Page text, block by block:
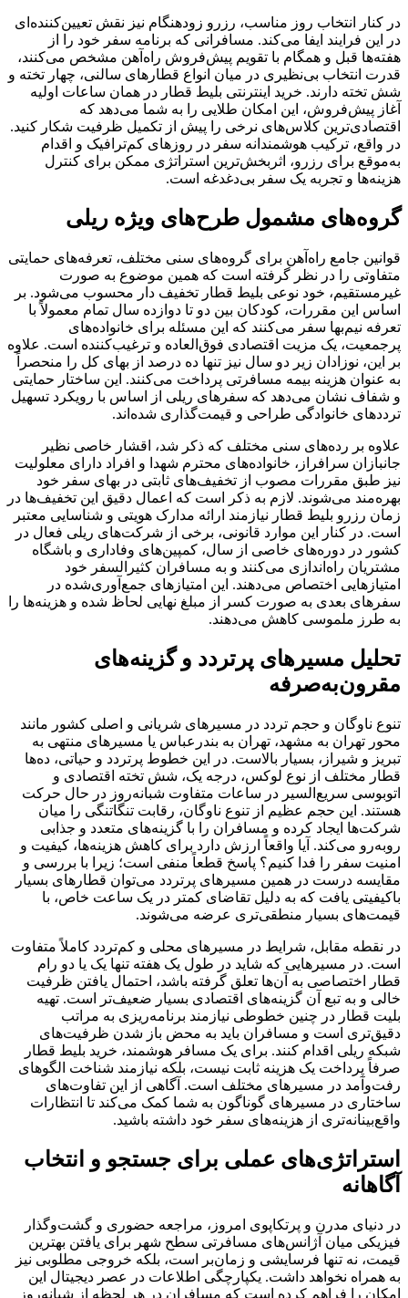
در کنار انتخاب روز مناسب، رزرو زودهنگام نیز نقش تعیین‌کننده‌ای
در این فرایند ایفا می‌کند. مسافرانی که برنامه سفر خود را از
هفته‌ها قبل و همگام با تقویم پیش‌فروش راه‌آهن مشخص می‌کنند،
قدرت انتخاب بی‌نظیری در میان انواع قطارهای سالنی، چهار تخته و
شش تخته دارند. خرید اینترنتی بلیط قطار در همان ساعات اولیه
آغاز پیش‌فروش، این امکان طلایی را به شما می‌دهد که
اقتصادی‌ترین کلاس‌های نرخی را پیش از تکمیل ظرفیت شکار کنید.
در واقع، ترکیب هوشمندانه سفر در روزهای کم‌ترافیک و اقدام
به‌موقع برای رزرو، اثربخش‌ترین استراتژی ممکن برای کنترل
هزینه‌ها و تجربه یک سفر بی‌دغدغه است.
گروه‌های مشمول طرح‌های ویژه ریلی
قوانین جامع راه‌آهن برای گروه‌های سنی مختلف، تعرفه‌های حمایتی
متفاوتی را در نظر گرفته است که همین موضوع به صورت
غیرمستقیم، خود نوعی بلیط قطار تخفیف دار محسوب می‌شود. بر
اساس این مقررات، کودکان بین دو تا دوازده سال تمام معمولاً با
تعرفه نیم‌بها سفر می‌کنند که این مسئله برای خانواده‌های
پرجمعیت، یک مزیت اقتصادی فوق‌العاده و ترغیب‌کننده است. علاوه
بر این، نوزادان زیر دو سال نیز تنها ده درصد از بهای کل را منحصراً
به عنوان هزینه بیمه مسافرتی پرداخت می‌کنند. این ساختار حمایتی
و شفاف نشان می‌دهد که سفرهای ریلی از اساس با رویکرد تسهیل
ترددهای خانوادگی طراحی و قیمت‌گذاری شده‌اند.
علاوه بر رده‌های سنی مختلف که ذکر شد، اقشار خاصی نظیر
جانبازان سرافراز، خانواده‌های محترم شهدا و افراد دارای معلولیت
نیز طبق مقررات مصوب از تخفیف‌های ثابتی در بهای سفر خود
بهره‌مند می‌شوند. لازم به ذکر است که اعمال دقیق این تخفیف‌ها در
زمان رزرو بلیط قطار نیازمند ارائه مدارک هویتی و شناسایی معتبر
است. در کنار این موارد قانونی، برخی از شرکت‌های ریلی فعال در
کشور در دوره‌های خاصی از سال، کمپین‌های وفاداری و باشگاه
مشتریان راه‌اندازی می‌کنند و به مسافران کثیرالسفر خود
امتیازهایی اختصاص می‌دهند. این امتیازهای جمع‌آوری‌شده در
سفرهای بعدی به صورت کسر از مبلغ نهایی لحاظ شده و هزینه‌ها را
به طرز ملموسی کاهش می‌دهند.
تحلیل مسیرهای پرتردد و گزینه‌های
مقرون‌به‌صرفه
تنوع ناوگان و حجم تردد در مسیرهای شریانی و اصلی کشور مانند
محور تهران به مشهد، تهران به بندرعباس یا مسیرهای منتهی به
تبریز و شیراز، بسیار بالاست. در این خطوط پرتردد و حیاتی، ده‌ها
قطار مختلف از نوع لوکس، درجه یک، شش تخته اقتصادی و
اتوبوسی سریع‌السیر در ساعات متفاوت شبانه‌روز در حال حرکت
هستند. این حجم عظیم از تنوع ناوگان، رقابت تنگاتنگی را میان
شرکت‌ها ایجاد کرده و مسافران را با گزینه‌های متعدد و جذابی
روبه‌رو می‌کند. آیا واقعاً ارزش دارد برای کاهش هزینه‌ها، کیفیت و
امنیت سفر را فدا کنیم؟ پاسخ قطعاً منفی است؛ زیرا با بررسی و
مقایسه درست در همین مسیرهای پرتردد می‌توان قطارهای بسیار
باکیفیتی یافت که به دلیل تقاضای کمتر در یک ساعت خاص، با
قیمت‌های بسیار منطقی‌تری عرضه می‌شوند.
در نقطه مقابل، شرایط در مسیرهای محلی و کم‌تردد کاملاً متفاوت
است. در مسیرهایی که شاید در طول یک هفته تنها یک یا دو رام
قطار اختصاصی به آن‌ها تعلق گرفته باشد، احتمال یافتن ظرفیت
خالی و به تبع آن گزینه‌های اقتصادی بسیار ضعیف‌تر است. تهیه
بلیت قطار در چنین خطوطی نیازمند برنامه‌ریزی به مراتب
دقیق‌تری است و مسافران باید به محض باز شدن ظرفیت‌های
شبکه ریلی اقدام کنند. برای یک مسافر هوشمند، خرید بلیط قطار
صرفاً پرداخت یک هزینه ثابت نیست، بلکه نیازمند شناخت الگوهای
رفت‌وآمد در مسیرهای مختلف است. آگاهی از این تفاوت‌های
ساختاری در مسیرهای گوناگون به شما کمک می‌کند تا انتظارات
واقع‌بینانه‌تری از هزینه‌های سفر خود داشته باشید.
استراتژی‌های عملی برای جستجو و انتخاب
آگاهانه
در دنیای مدرن و پرتکاپوی امروز، مراجعه حضوری و گشت‌وگذار
فیزیکی میان آژانس‌های مسافرتی سطح شهر برای یافتن بهترین
قیمت، نه تنها فرسایشی و زمان‌بر است، بلکه خروجی مطلوبی نیز
به همراه نخواهد داشت. یکپارچگی اطلاعات در عصر دیجیتال این
امکان را فراهم کرده است که مسافران در هر لحظه از شبانه‌روز